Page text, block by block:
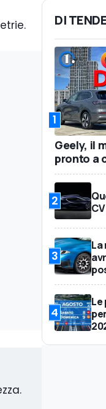
DI
1
Geely, il
pronto a
2
3
La
4